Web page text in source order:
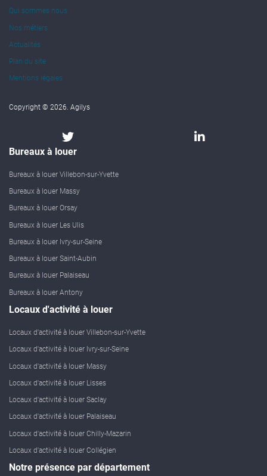
Qui sommes nous
Nos métiers
Actualités
Plan du site
Mentions légales
Copyright © 2026. Agilys
Bureaux à louer
Bureaux à louer Villebon-sur-Yvette
Bureaux à louer Massy
Bureaux à louer Orsay
Bureaux à louer Les Ulis
Bureaux à louer Ivry-sur-Seine
Bureaux à louer Saint-Aubin
Bureaux à louer Palaiseau
Bureaux à louer Antony
Locaux d'activité à louer
Locaux d'activité à louer Villebon-sur-Yvette
Locaux d'activité à louer Ivry-sur-Seine
Locaux d'activité à louer Massy
Locaux d'activité à louer Lisses
Locaux d'activité à louer Saclay
Locaux d'activité à louer Palaiseau
Locaux d'activité à louer Chilly-Mazarin
Locaux d'activité à louer Collégien
Notre présence par département